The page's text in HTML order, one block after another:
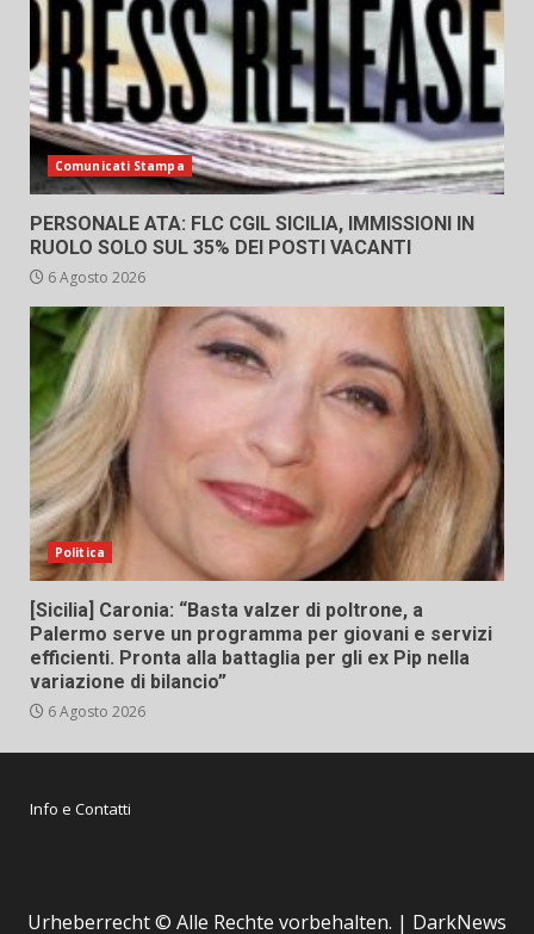
Comunicati Stampa
PERSONALE ATA: FLC CGIL SICILIA, IMMISSIONI IN
RUOLO SOLO SUL 35% DEI POSTI VACANTI
6 Agosto 2026
Politica
[Sicilia] Caronia: “Basta valzer di poltrone, a
Palermo serve un programma per giovani e servizi
efficienti. Pronta alla battaglia per gli ex Pip nella
variazione di bilancio”
6 Agosto 2026
Info e Contatti
Urheberrecht © Alle Rechte vorbehalten. | DarkNews